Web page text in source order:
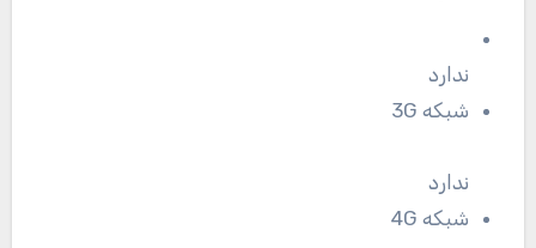
ندارد
شبکه 3G
ندارد
شبکه 4G